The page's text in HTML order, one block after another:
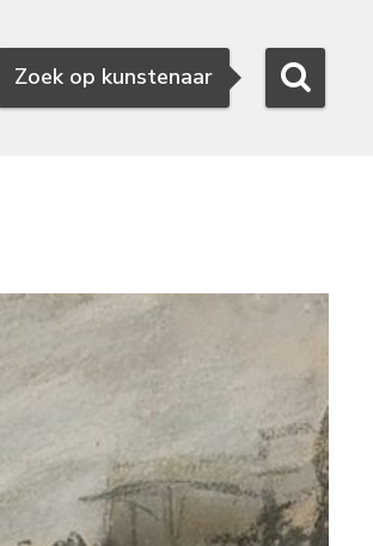
Zoeken
Zoek op kunstenaar